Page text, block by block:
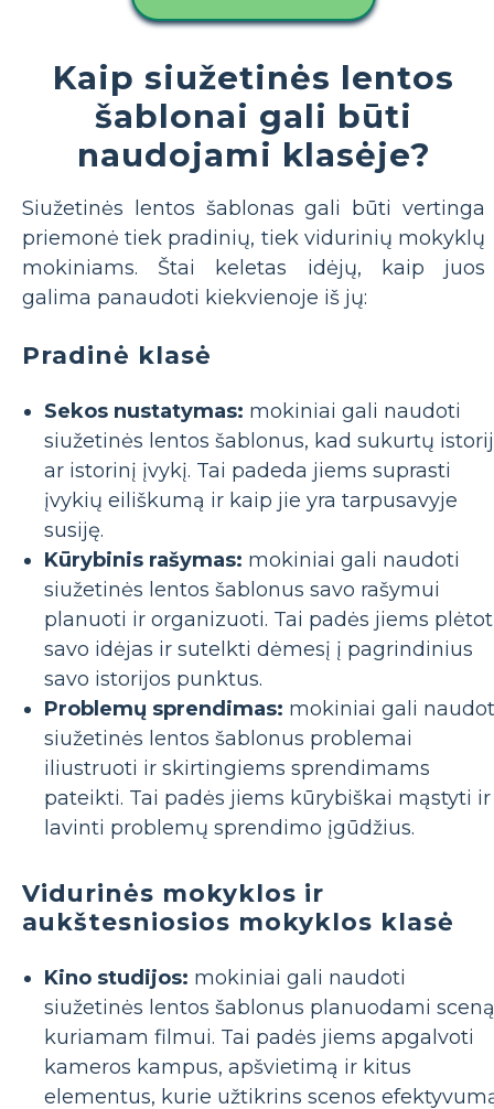
Kaip siužetinės lentos
šablonai gali būti
naudojami klasėje?
Siužetinės lentos šablonas gali būti vertinga
priemonė tiek pradinių, tiek vidurinių mokyklų
mokiniams. Štai keletas idėjų, kaip juos
galima panaudoti kiekvienoje iš jų:
Pradinė klasė
Sekos nustatymas: mokiniai gali naudoti
siužetinės lentos šablonus, kad sukurtų
ar istorinį įvykį. Tai padeda jiems suprasti
įvykių eiliškumą ir kaip jie yra tarpusavyje
susiję.
Kūrybinis rašymas: mokiniai gali naudoti
siužetinės lentos šablonus savo rašymui
planuoti ir organizuoti. Tai padės jiems
savo idėjas ir sutelkti dėmesį į pagrindinius
savo istorijos punktus.
Problemų sprendimas: mokiniai gali
siužetinės lentos šablonus problemai
iliustruoti ir skirtingiems sprendimams
pateikti. Tai padės jiems kūrybiškai mąstyti ir
lavinti problemų sprendimo įgūdžius.
Vidurinės mokyklos ir
aukštesniosios mokyklos klasė
Kino studijos: mokiniai gali naudoti
siužetinės lentos šablonus planuodami sceną
kuriamam filmui. Tai padės jiems apgalvoti
kameros kampus, apšvietimą ir kitus
elementus, kurie užtikrins scenos